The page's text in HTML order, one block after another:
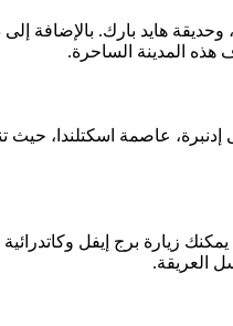
هايد بارك. بالإضافة إلى
المدينة الساحرة.
إدنبرة، عاصمة اسكتلندا، حيث
زيارة برج إيفل وكاتدرائية
العريقة.